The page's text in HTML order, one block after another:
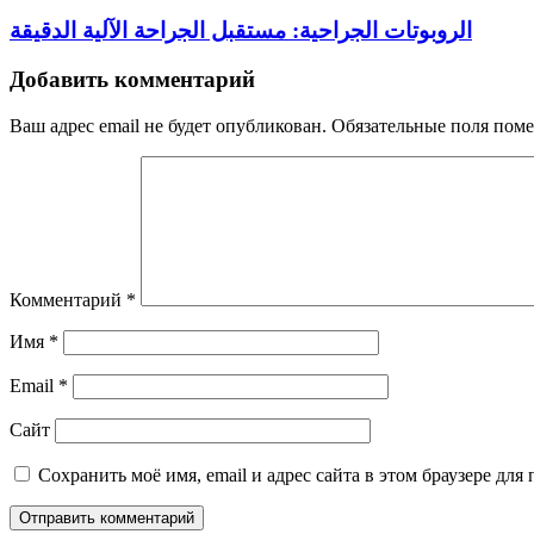
الروبوتات الجراحية: مستقبل الجراحة الآلية الدقيقة
Добавить комментарий
Ваш адрес email не будет опубликован. Обязательные поля
Комментарий *
Имя *
Email *
Сайт
Сохранить моё имя, email и адрес сайта в этом браузере